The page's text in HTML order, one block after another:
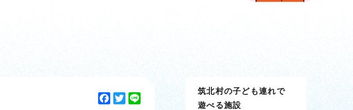
F
T
筑北村の子ども連れで
遊べる施設